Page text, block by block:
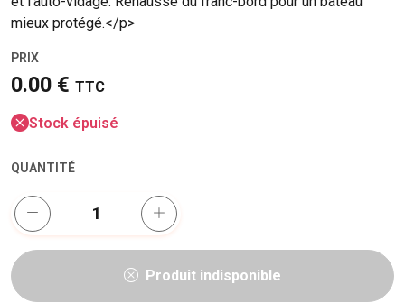
mieux protégé.</p>
PRIX
0.00 € TTC
Stock épuisé
QUANTITÉ
Produit indisponible